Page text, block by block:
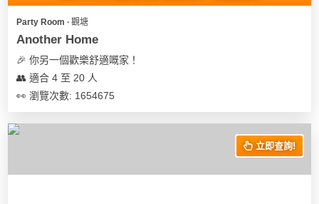
Party Room ∙ 觀塘
Another Home
🎉 你另一個歡樂舒適嘅家！
👥 適合 4 至 20 人
👀 瀏覽次數: 1654675
立即查詢!